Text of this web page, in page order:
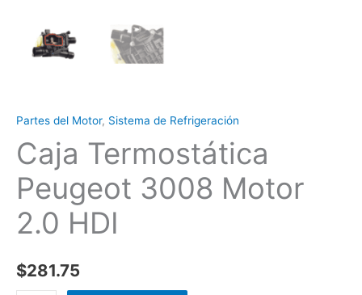
Partes del Motor, Sistema de Refrigeración
Caja Termostática
Peugeot 3008 Motor
2.0 HDI
$281.75